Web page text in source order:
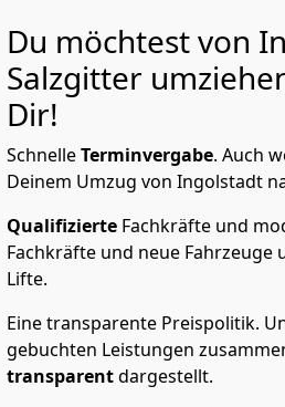
Du möchtest von
Salzgitter
Dir!
SchnelleTerminvergabe. Auch
Deinem Umzug von Ingolstadt
Qualifizierte Fachkräfte und
Fachkräfte und neue
Lifte.
Eine transparente Preispolitik.
gebuchten Leistungen
transparentdargestellt.